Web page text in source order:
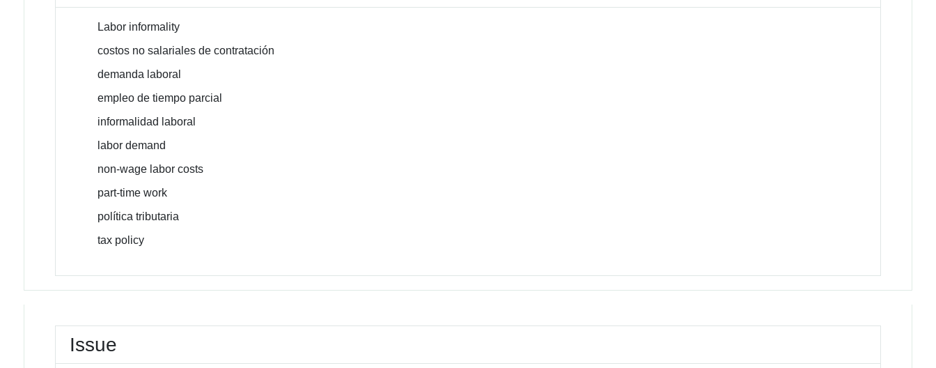
Labor informality
costos no salariales de contratación
demanda laboral
empleo de tiempo parcial
informalidad laboral
labor demand
non-wage labor costs
part-time work
política tributaria
tax policy
Issue